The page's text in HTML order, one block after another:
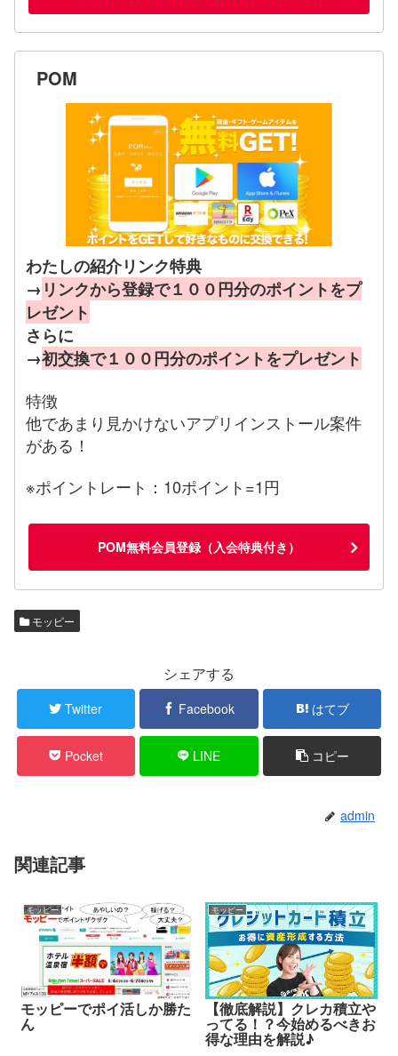
POM
わたしの紹介リンク特典
→ リンクから登録で１００円分のポイントをプ
レゼント
さらに
→初交換で１００円分のポイントをプレゼント
特徴
他であまり見かけないアプリインストール案件
がある！
※ポイントレート：10ポイント=1円
POM無料会員登録（入会特典付き）
モッピー
シェアする
Twitter Facebook はてブ
Pocket LINE コピー
admin
関連記事
モッピー
モッピーでポイ活しか勝た
ん
モッピー
【徹底解説】クレカ積立や
ってる！？今始めるべきお
得な理由を解説♪